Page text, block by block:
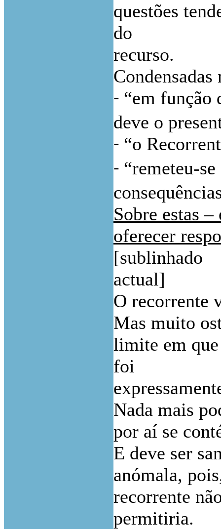
questões
do
recurso.
Condensadas
- “em função
deve o
- “o
- “remeteu-
Sobre estas
oferecer
[sublinhado
actual]
O recorrente
Mas muito
limite em
foi
Nada mais
por aí se
E deve ser
anómala,
recorrente
permitiria.